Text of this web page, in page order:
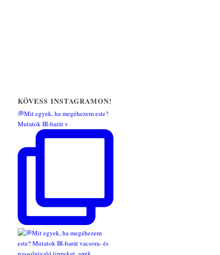
KÖVESS INSTAGRAMON!
💭Mit egyek, ha megéhezem este?
Mutatok IR-barát v